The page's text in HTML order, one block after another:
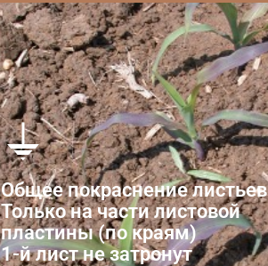
Общее покраснение листьев
Только на части листовой
пластины (по краям)
1-й лист не затронут
Ложная нехватка
фосфора